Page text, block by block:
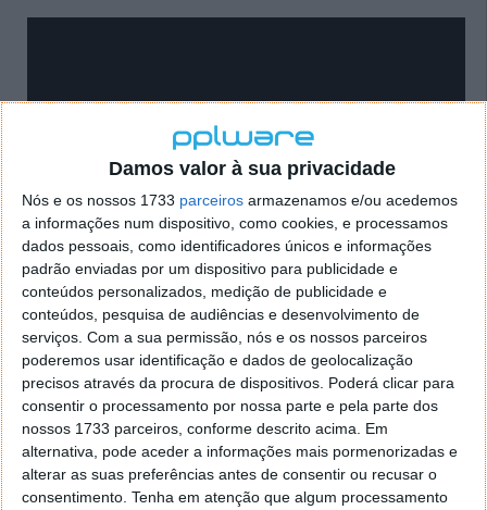
Damos valor à sua privacidade
Nós e os nossos 1733 parceiros armazenamos e/ou acedemos
a informações num dispositivo, como cookies, e processamos
dados pessoais, como identificadores únicos e informações
padrão enviadas por um dispositivo para publicidade e
conteúdos personalizados, medição de publicidade e
conteúdos, pesquisa de audiências e desenvolvimento de
serviços. Com a sua permissão, nós e os nossos parceiros
poderemos usar identificação e dados de geolocalização
precisos através da procura de dispositivos. Poderá clicar para
consentir o processamento por nossa parte e pela parte dos
nossos 1733 parceiros, conforme descrito acima. Em
alternativa, pode aceder a informações mais pormenorizadas e
alterar as suas preferências antes de consentir ou recusar o
consentimento. Tenha em atenção que algum processamento